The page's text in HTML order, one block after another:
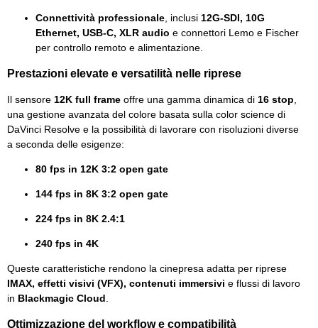
Connettività professionale , inclusi 12G-SDI, 10G
Ethernet, USB-C, XLR audio e connettori Lemo e Fischer
per controllo remoto e alimentazione.
Prestazioni elevate e versatilità nelle riprese
Il sensore 12K full frame offre una gamma dinamica di 16 stop
una gestione avanzata del colore basata sulla color science di
DaVinci Resolve e la possibilità di lavorare con risoluzioni diverse
a seconda delle esigenze:
80 fps in 12K 3:2 open gate
144 fps in 8K 3:2 open gate
224 fps in 8K 2.4:1
240 fps in 4K
Queste caratteristiche rendono la cinepresa adatta per riprese
IMAX, effetti visivi (VFX), contenuti immersivi e flussi di lavoro
in Blackmagic Cloud
Ottimizzazione del workflow e compatibilità